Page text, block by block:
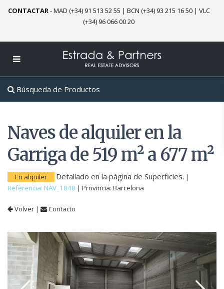
CONTACTAR-MAD (+34) 91 513 52 55 | BCN (+34) 93 215 16 50| VLC
(+34) 96 066 00 20
Búsqueda de Productos
Naves de alquiler en la
Garriga de 519 m² a 677 m²
En alquiler Detallado en la página de Superficies. |
Referencia: NAV_1848 | Provincia: Barcelona
Volver | Contacto